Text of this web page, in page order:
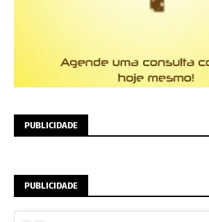
PUBLICIDADE
PUBLICIDADE